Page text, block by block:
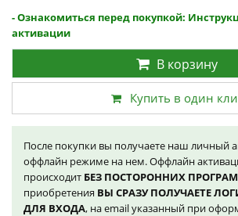
- Ознакомиться перед покупкой:
активации
В корзину
Купить в один
После покупки вы получаете наш личный
оффлайн режиме на нем. Оффлайн
происходит БЕЗ ПОСТОРОННИХ
приобретения ВЫ СРАЗУ ПОЛУЧАЕТЕ
ДЛЯ ВХОДА, на email указанный при